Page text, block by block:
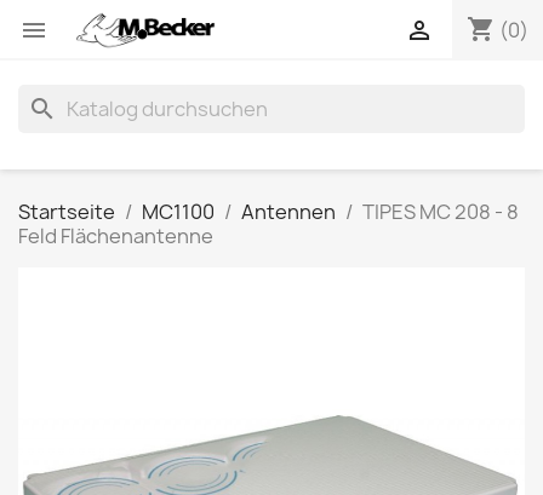
 shopping_cart (0)

search
Startseite MC1100 Antennen
TIPES MC 208 - 8
Feld Flächenantenne